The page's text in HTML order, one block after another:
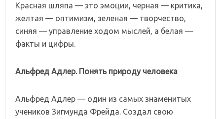
Красная шляпа — это эмоции, черная — критика,
желтая — оптимизм, зеленая — творчество,
синяя — управление ходом мыслей, а белая —
факты и цифры.
Альфред Адлер. Понять природу человека
Альфред Адлер — один из самых знаменитых
учеников Зигмунда Фрейда. Создал свою